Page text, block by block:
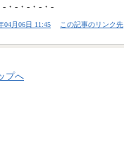
・-・-・-・-
04月06日 11:45 この記事のリンク先
プへ